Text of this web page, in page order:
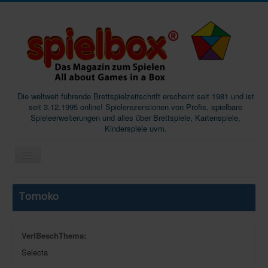
Die weltweit führende Brettspielzeitschrift erscheint seit 1981 und ist
seit 3.12.1995 online! Spielerezensionen von Profis, spielbare
Spieleerweiterungen und alles über Brettspiele, Kartenspiele,
Kinderspiele uvm.
Start
Tomoko
VerlBeschThema:
Selecta